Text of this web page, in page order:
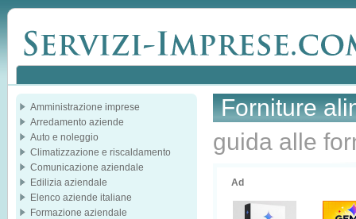
Forniture
guida alle
Amministrazione imprese
Arredamento aziende
Auto e noleggio
Climatizzazione e riscaldamento
Comunicazione aziendale
Edilizia aziendale
Elenco aziende italiane
Formazione aziendale